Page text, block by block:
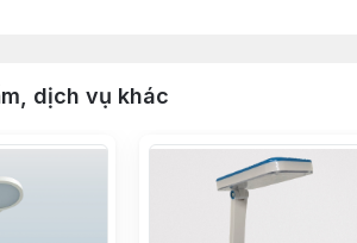
dịch vụ khác